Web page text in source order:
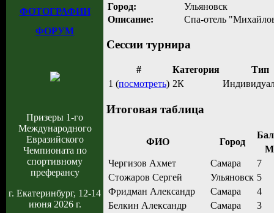
ФОТОГРАФИИ
ФОРУМ
Призеры 1-го
Международного
Евразийского
Чемпионата по
спортивному
преферансу
г. Екатеринбург, 12-14
июня 2026 г.
Город:
Ульяновск
Описание:
Спа-отель
Сессии турнира
# Категория
Тип
1 (посмотреть) 2К
Итоговая таблица
ФИО Город
Чергизов Ахмет
Самара
7
Стожаров Сергей
Ульяновск 5
Фридман Александр
Самара
4
Белкин Александр
Самара
3